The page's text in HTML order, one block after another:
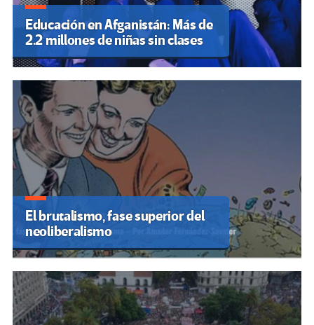
Educación en Afganistán: Más de
2.2 millones de niñas sin clases
El brutalismo, fase superior del
neoliberalismo